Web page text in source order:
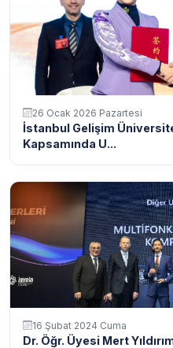
26 Ocak 2026 Pazartesi
İstanbul Gelişim
Kapsamında U...
16 Şubat 2024 Cuma
Dr. Öğr. Üyesi Mert